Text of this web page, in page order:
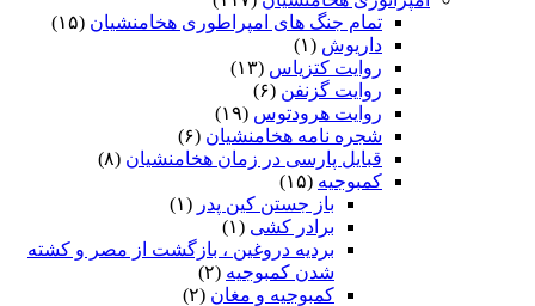
تمام جنگ های امپراطوری هخامنشیان (۱۵)
داریوش (۱)
روایت کتزیاس (۱۳)
روایت گزنفن (۶)
روایت هرودتوس (۱۹)
شجره نامه هخامنشیان (۶)
قبایل پارسی در زمان هخامنشیان (۸)
کمبوجیه (۱۵)
باز جستن کین پدر (۱)
برادر کشی (۱)
بردیه دروغین ، بازگشت از مصر و کشته
شدن کمبوجیه (۲)
کمبوجیه و مغان (۲)